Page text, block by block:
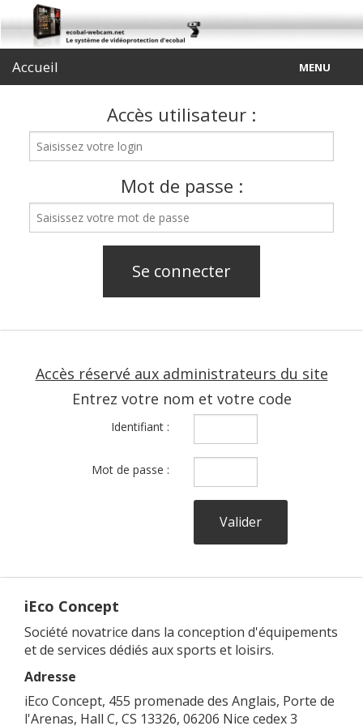
Accueil MENU
Vidéoprotection
Contactez le support
Accès réservé
Accès utilisateur :
Mot de passe :
Accès réservé aux administrateurs du site
Entrez votre nom et votre code
Identifiant :
Mot de passe :
iEco Concept
Société novatrice dans la conception d'équipements
et de services dédiés aux sports et loisirs.
Adresse
iEco Concept, 455 promenade des Anglais, Porte de
l'Arenas, Hall C, CS 13326, 06206 Nice cedex 3